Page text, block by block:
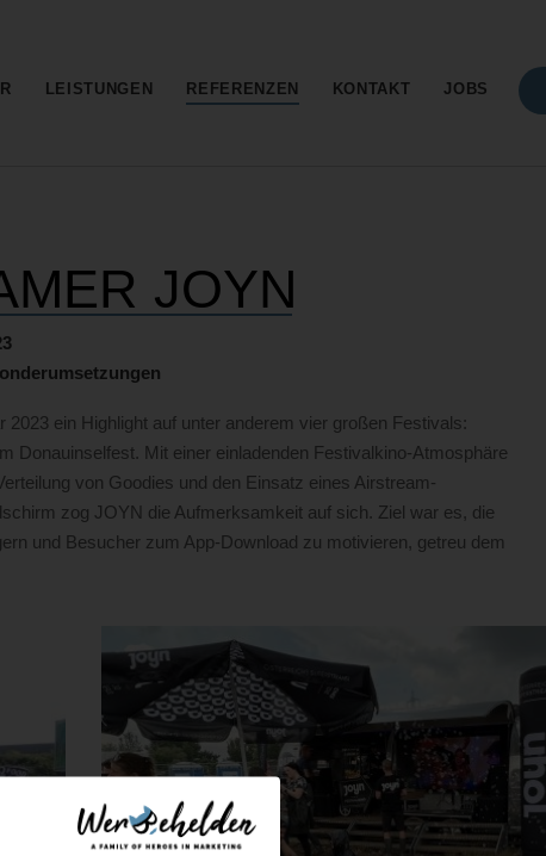
der
Hauptnavigation
LEISTUNGEN REFERENZEN KONTAKT JOBS
JOYN
ein Highlight auf unter anderem vier großen Festivals:
Donauinselfest. Mit einer einladenden Festivalkino-Atmosphäre
von Goodies und den Einsatz eines Airstream-
zog JOYN die Aufmerksamkeit auf sich. Ziel war es, die
und Besucher zum App-Download zu motivieren, getreu dem